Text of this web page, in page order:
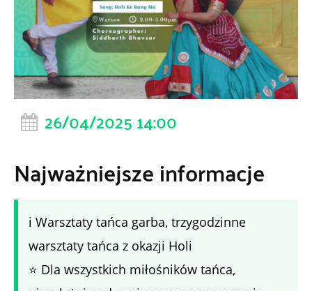
26/04/2025 14:00
Najważniejsze informacje
ℹ️ Warsztaty tańca garba, trzygodzinne
warsztaty tańca z okazji Holi
⭐ Dla wszystkich miłośników tańca,